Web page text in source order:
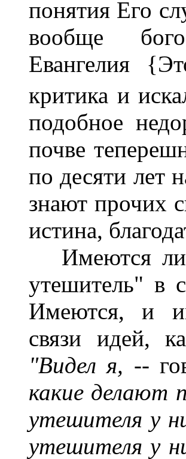
понятия Его
вообще
Евангелия
критика и
подобное
почве
по десяти лет
знают прочих
истина,
Имеются ли
утешитель" в
Имеются, и
связи идей,
"Видел я, --
какие делают
утешителя у
утешителя у